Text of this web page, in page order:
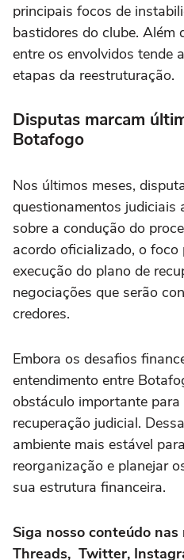
principais focos de
bastidores do clube. Além
entre os envolvidos tende
etapas da reestruturação.
Disputas marcam
Botafogo
Nos últimos meses,
questionamentos judiciais
sobre a condução do
acordo oficializado, o foco
execução do plano de
negociações que serão
credores.
Embora os desafios
entendimento entre
obstáculo importante
recuperação judicial.
ambiente mais estável
reorganização e planejar
sua estrutura financeira.
Siga nosso conteúdo
Threads, Twitter,